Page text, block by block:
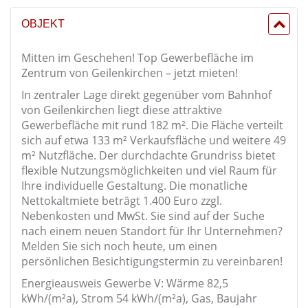
OBJEKT
Mitten im Geschehen! Top Gewerbefläche im
Zentrum von Geilenkirchen – jetzt mieten!
In zentraler Lage direkt gegenüber vom Bahnhof
von Geilenkirchen liegt diese attraktive
Gewerbefläche mit rund 182 m². Die Fläche verteilt
sich auf etwa 133 m² Verkaufsfläche und weitere 49
m² Nutzfläche. Der durchdachte Grundriss bietet
flexible Nutzungsmöglichkeiten und viel Raum für
Ihre individuelle Gestaltung. Die monatliche
Nettokaltmiete beträgt 1.400 Euro zzgl.
Nebenkosten und MwSt. Sie sind auf der Suche
nach einem neuen Standort für Ihr Unternehmen?
Melden Sie sich noch heute, um einen
persönlichen Besichtigungstermin zu vereinbaren!
Energieausweis Gewerbe V: Wärme 82,5
kWh/(m²a), Strom 54 kWh/(m²a), Gas, Baujahr